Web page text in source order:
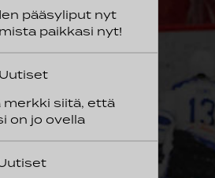
pääsyliput nyt
paikkasi nyt!
Uutiset
merkki siitä, että
on jo ovella